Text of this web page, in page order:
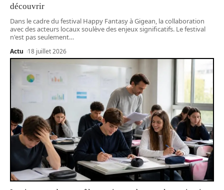
découvrir
Dans le cadre du festival Happy Fantasy à Gigean, la collaboration
avec des acteurs locaux soulève des enjeux significatifs. Le festival
n'est pas seulement…
Actu 18 juillet 2026